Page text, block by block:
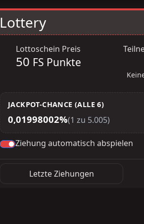
Lottery
Lottoschein Preis
50 FS Punkte
JACKPOT-CHANCE (ALLE 6)
0,01998002%(1 zu 5.005)
Ziehung automatisch abspielen
Letzte Ziehungen